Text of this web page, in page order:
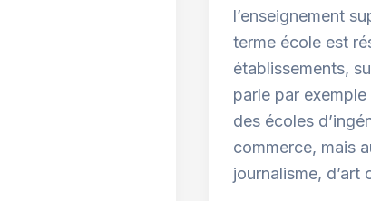
l’enseignement
terme école est
établissements,
parle par
des écoles
commerce, mais
journalisme, d’art